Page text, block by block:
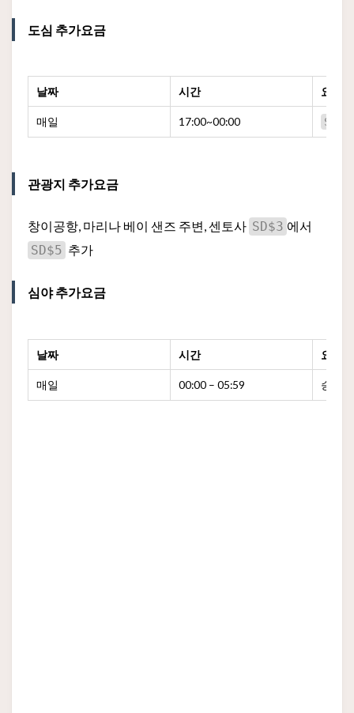
도심 추가요금
날짜 시간 요금
매일 17:00~00:00 SD$3
관광지 추가요금
창이공항, 마리나 베이 샌즈 주변, 센토사 SD$3 에서
SD$5 추가
심야 추가요금
날짜 시간 요금
매일 00:00 – 05:59 승차